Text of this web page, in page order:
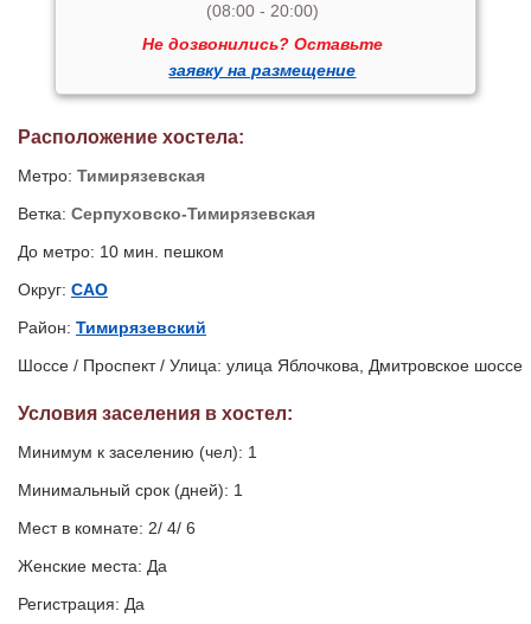
(08:00 - 20:00)
Не дозвонились? Оставьте
заявку на размещение
Расположение хостела:
Метро: Тимирязевская
Ветка: Серпуховско-Тимирязевская
До метро: 10 мин. пешком
Округ: САО
Район: Тимирязевский
Шоссе / Проспект / Улица: улица Яблочкова, Дмитровское шоссе
Условия заселения в хостел:
Минимум к заселению (чел): 1
Минимальный срок (дней): 1
Мест в комнате: 2/ 4/ 6
Женские места: Да
Регистрация: Да